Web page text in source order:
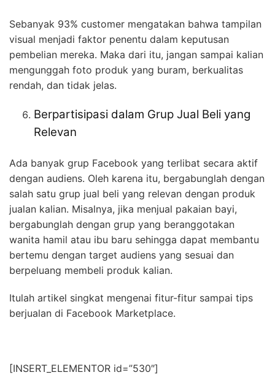
Sebanyak 93% customer mengatakan bahwa tampilan
visual menjadi faktor penentu dalam keputusan
pembelian mereka. Maka dari itu, jangan sampai kalian
mengunggah foto produk yang buram, berkualitas
rendah, dan tidak jelas.
Berpartisipasi dalam Grup Jual Beli yang
Relevan
Ada banyak grup Facebook yang terlibat secara aktif
dengan audiens. Oleh karena itu, bergabunglah dengan
salah satu grup jual beli yang relevan dengan produk
jualan kalian. Misalnya, jika menjual pakaian bayi,
bergabunglah dengan grup yang beranggotakan
wanita hamil atau ibu baru sehingga dapat membantu
bertemu dengan target audiens yang sesuai dan
berpeluang membeli produk kalian.
Itulah artikel singkat mengenai fitur-fitur sampai tips
berjualan di Facebook Marketplace.
[INSERT_ELEMENTOR id=”530″]